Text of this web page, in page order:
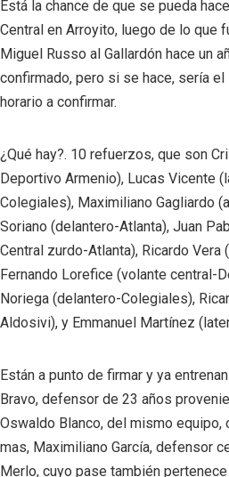
Está la chance de que se pueda
Central en Arroyito, luego de lo que
Miguel Russo al Gallardón hace un
confirmado, pero si se hace, sería
horario a confirmar.
¿Qué hay?. 10 refuerzos, que son
Deportivo Armenio), Lucas Vicente
Colegiales), Maximiliano Gagliardo
Soriano (delantero-Atlanta), Juan
Central zurdo-Atlanta), Ricardo Vera
Fernando Lorefice (volante central-
Noriega (delantero-Colegiales),
Aldosivi), y Emmanuel Martínez
Están a punto de firmar y ya
Bravo, defensor de 23 años
Oswaldo Blanco, del mismo equipo,
mas, Maximiliano García, defensor
Merlo, cuyo pase también pertenece